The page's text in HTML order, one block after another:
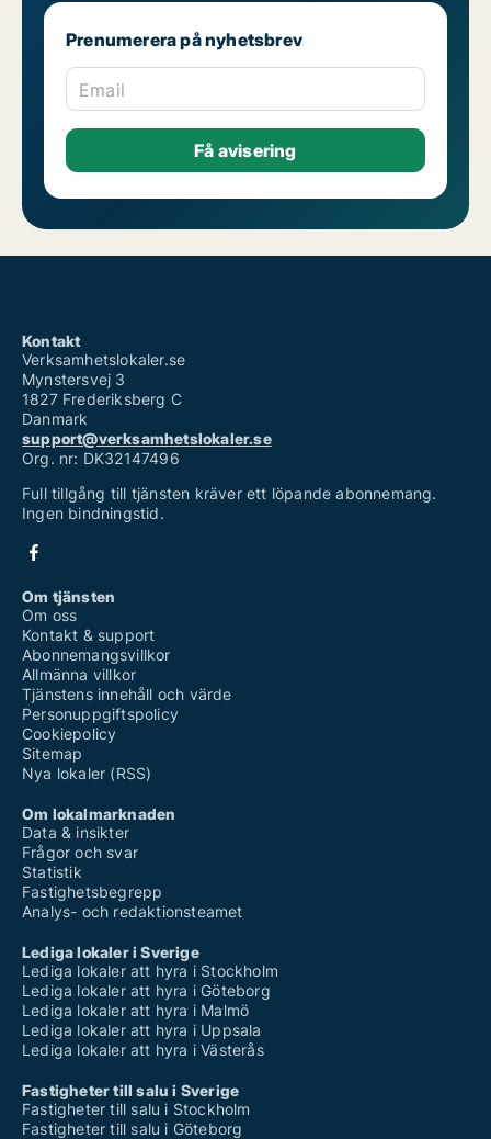
Prenumerera på nyhetsbrev
Email
Kontakt
Verksamhetslokaler.se
Mynstersvej 3
1827 Frederiksberg C
Danmark
support@verksamhetslokaler.se
Org. nr: DK32147496
Full tillgång till tjänsten kräver ett löpande abonnemang.
Ingen bindningstid.
Om tjänsten
Om oss
Kontakt & support
Abonnemangsvillkor
Allmänna villkor
Tjänstens innehåll och värde
Personuppgiftspolicy
Cookiepolicy
Sitemap
Nya lokaler (RSS)
Om lokalmarknaden
Data & insikter
Frågor och svar
Statistik
Fastighetsbegrepp
Analys- och redaktionsteamet
Lediga lokaler i Sverige
Lediga lokaler att hyra i Stockholm
Lediga lokaler att hyra i Göteborg
Lediga lokaler att hyra i Malmö
Lediga lokaler att hyra i Uppsala
Lediga lokaler att hyra i Västerås
Fastigheter till salu i Sverige
Fastigheter till salu i Stockholm
Fastigheter till salu i Göteborg